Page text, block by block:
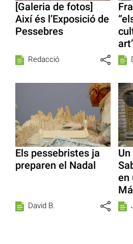
[Galeria de fotos]
Així és l’Exposició de
Pessebres
Redacció
Els pessebristes ja
preparen el Nadal
David B.
Un
en